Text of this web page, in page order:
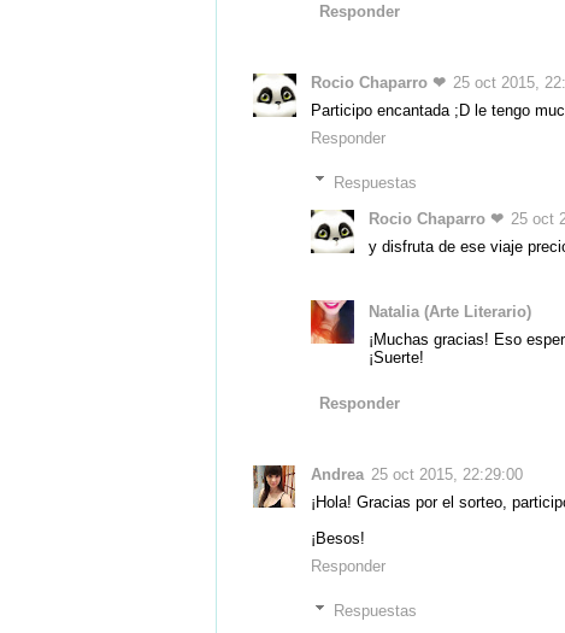
Responder
Rocio Chaparro ❤ 25 oct 2015,
Participo encantada ;D le tengo
Responder
Respuestas
Rocio Chaparro ❤ 25 oct
y disfruta de ese viaje
Natalia (Arte Literario)
¡Muchas gracias! Eso
¡Suerte!
Responder
Andrea 25 oct 2015, 22:29:00
¡Hola! Gracias por el sorteo,
¡Besos!
Responder
Respuestas